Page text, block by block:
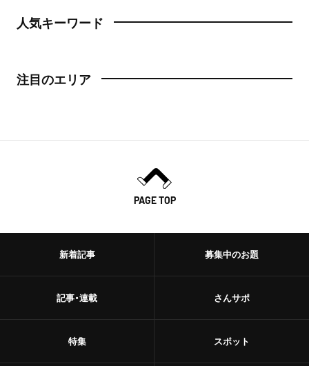
人気キーワード
注目のエリア
PAGE TOP
新着記事
記事・連載
特集
募集中のお題
さんサポ
スポット